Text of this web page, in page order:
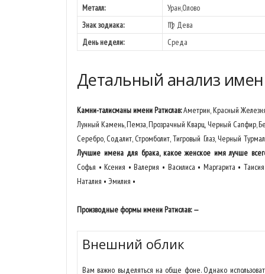
Металл:
Уран,Олово
Знак зодиака:
♍ Дева
День недели:
Среда
Детальный анализ
Камни-талисманы имени Ратислав:Аметрин, Красный
Лунный Камень, Пемза, Прозрачный Кварц, Черный Сапфир,
Серебро, Содалит, Стромболит, Тигровый Глаз, Черный
Лучшие имена для брака, какое женское имя лучше
Софья • Ксения • Валерия • Василиса • Маргарита •
Наталия • Эмилия •
Производные формы имени Ратислав: —
Внешний облик
Вам важно выделяться на обще фоне. Однако